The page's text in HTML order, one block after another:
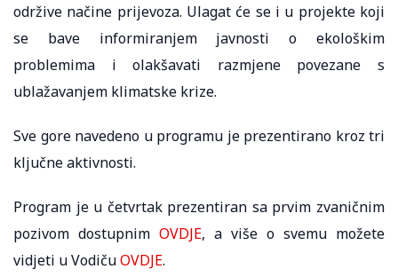
održive načine prijevoza. Ulagat će se i u projekte koji
se bave informiranjem javnosti o ekološkim
problemima i olakšavati razmjene povezane s
ublažavanjem klimatske krize.
Sve gore navedeno u programu je prezentirano kroz tri
ključne aktivnosti.
Program je u četvrtak prezentiran sa prvim zvaničnim
pozivom dostupnim OVDJE, a više o svemu možete
vidjeti u VodičuOVDJE.